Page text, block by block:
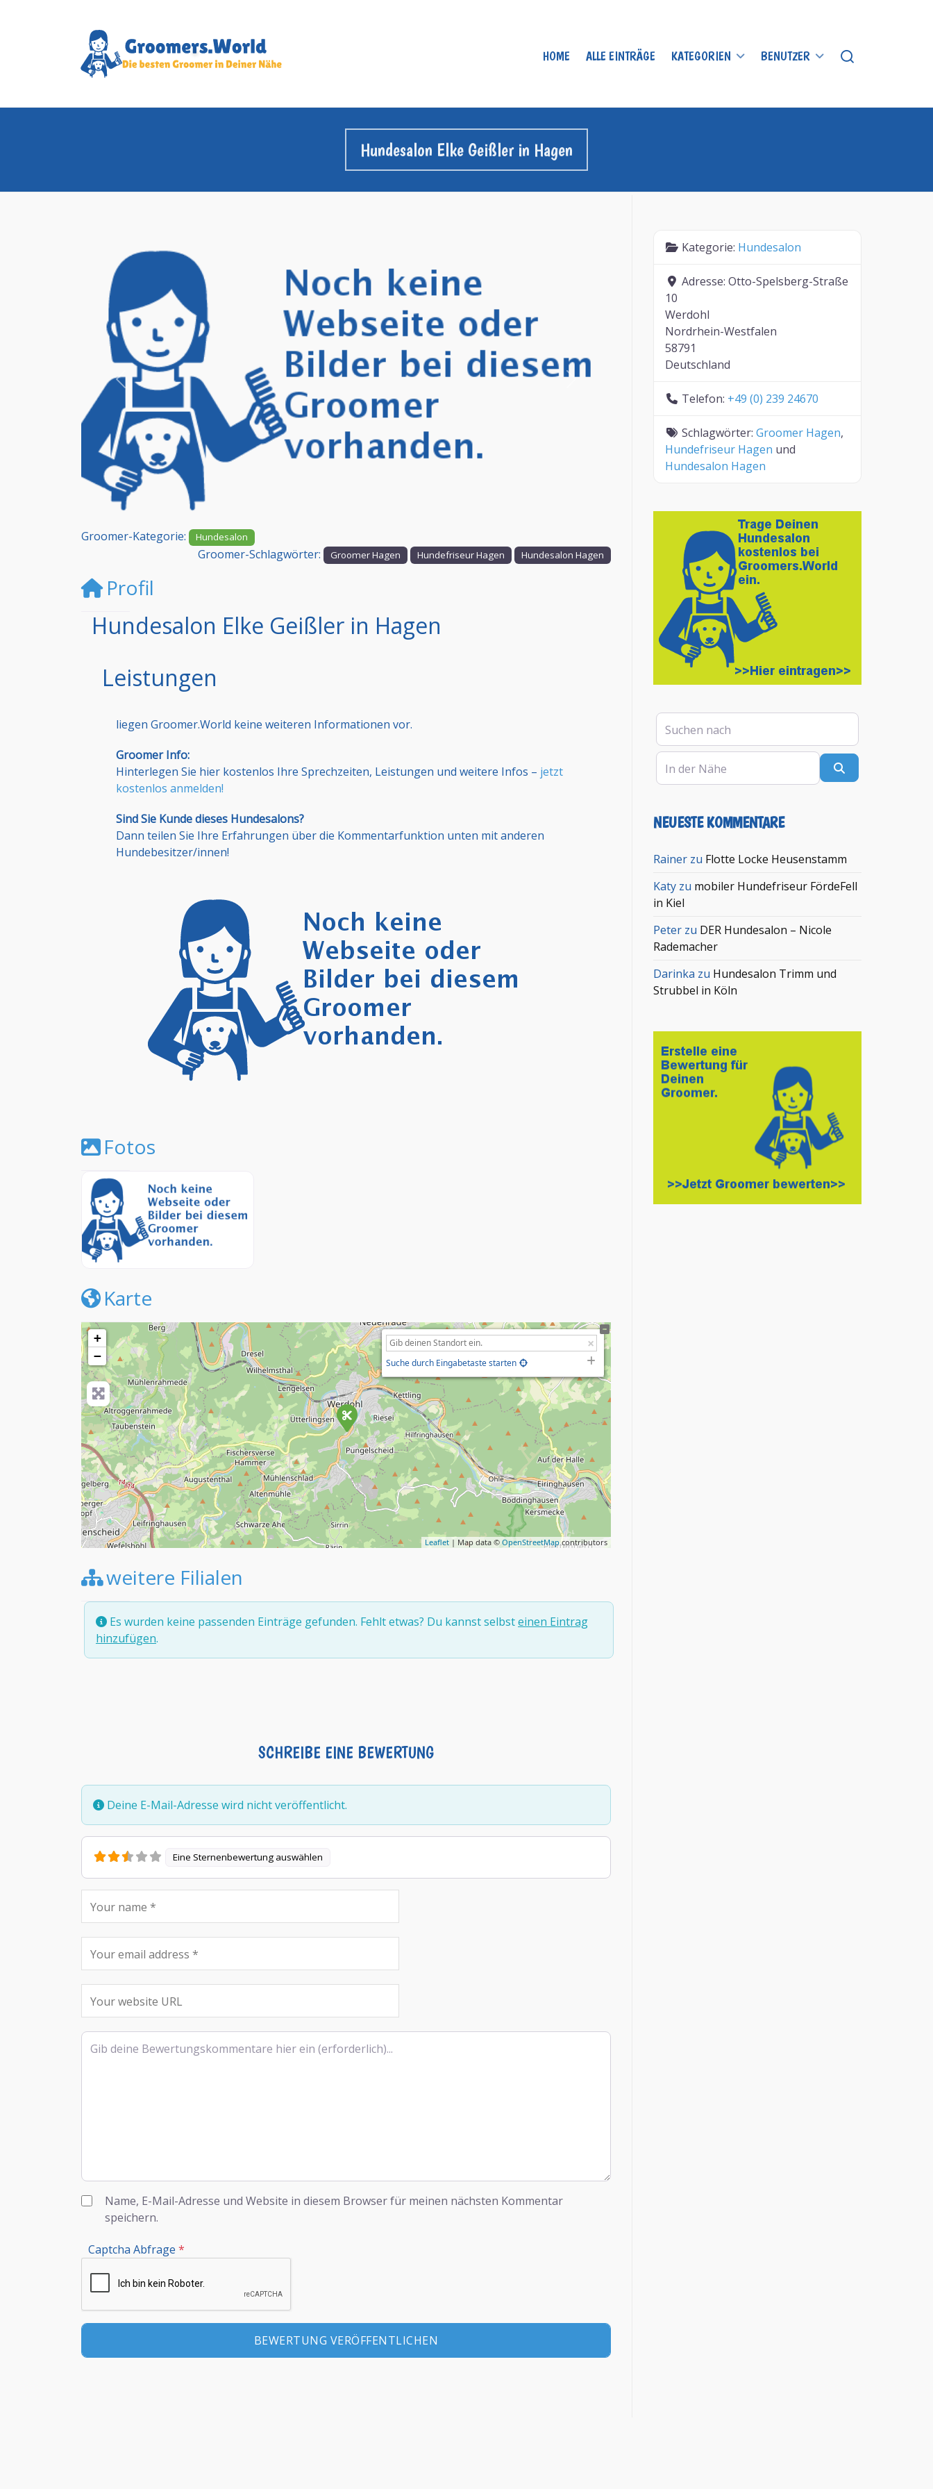
HOME ALLE EINTRÄGE KATEGORIEN BENUTZER
Hundesalon Elke Geißler in Hagen
Vorheriges
Groomer-Kategorie: Hundesalon
Groomer-Schlagwörter: Groomer Hagen Hundefriseur Hagen Hundesalon Hagen
Profil
Hundesalon Elke Geißler in Hagen
Leistungen
liegen Groomer.World keine weiteren Informationen vor.
Groomer Info:
Hinterlegen Sie hier kostenlos Ihre Sprechzeiten, Leistungen und weitere Infos – jetzt
kostenlos anmelden!
Sind Sie Kunde dieses Hundesalons?
Dann teilen Sie Ihre Erfahrungen über die Kommentarfunktion unten mit anderen
Hundebesitzer/innen!
Fotos
Karte
+
−
Suche durch Eingabetaste starten
Leaflet | Map data ©OpenStreetMapcontributors
weitere Filialen
Es wurden keine passenden Einträge gefunden. Fehlt etwas? Du kannst selbsteinen Eintrag
hinzufügen.
SCHREIBE EINE BEWERTUNG
Deine E-Mail-Adresse wird nicht veröffentlicht.
Eine Sternenbewertung auswählen
Rezensionstext
Name, E-Mail-Adresse und Website in diesem Browser für meinen nächsten Kommentar
speichern.
Captcha Abfrage *
Kategorie: Hundesalon
Adresse:Otto-Spelsberg-Straße
10
Werdohl
Nordrhein-Westfalen
58791
Deutschland
Telefon: +49 (0) 239 24670
Schlagwörter:Groomer Hagen,
Hundefriseur Hagen und
Hundesalon Hagen
Suchen nach
In der Nähe
NEUESTE KOMMENTARE
Rainer zu Flotte Locke Heusenstamm
Katy zu mobiler Hundefriseur FördeFell
in Kiel
Peter zu DER Hundesalon – Nicole
Rademacher
Darinka zu Hundesalon Trimm und
Strubbel in Köln